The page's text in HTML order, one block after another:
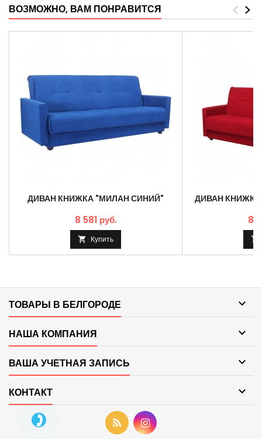
ВОЗМОЖНО, ВАМ ПОНРАВИТСЯ >
<
ДИВАН КНИЖКА "МИЛАН СИНИЙ"
8 581 руб.
 Купить
ДИВАН
8

ТОВАРЫ В БЕЛГОРОДЕ 
НАША КОМПАНИЯ 
ВАША УЧЕТНАЯ ЗАПИСЬ 
КОНТАКТ 